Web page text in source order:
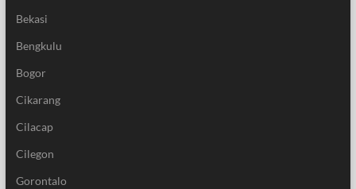
Bekasi
Bengkulu
Bogor
Cikarang
Cilacap
Cilegon
Gorontalo